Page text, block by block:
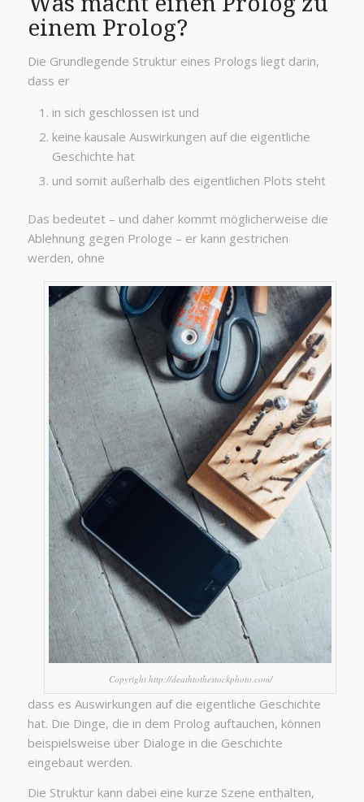
einem Prolog?
Die Grundlegende Struktur eines Prologs liegt darin,
dass er
in sich geschlossen ist und
keine kausale Auswirkungen auf die eigentliche
Geschichte hat
und somit außerhalb des eigentlichen Plots steht
Das bedeutet – und daher kommt möglicherweise die
Ablehnung gegen Prologe – er kann gestrichen
werden, ohne
Copyright http://deathtothestockphoto.com/
dass es Auswirkungen auf die eigentliche Geschichte
hat. Die Dinge, die in dem Prolog auftauchen, können
beispielsweise über Dialoge in die Geschichte
eingebaut werden.
Die Struktur kann dabei eine kurze Szene enthalten,